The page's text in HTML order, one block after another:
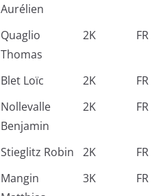
Aurélien
Quaglio
Thomas
2K FR
Blet Loïc 2K FR
Nollevalle
Benjamin
2K FR
Stieglitz Robin 2K FR
Mangin
3K FR